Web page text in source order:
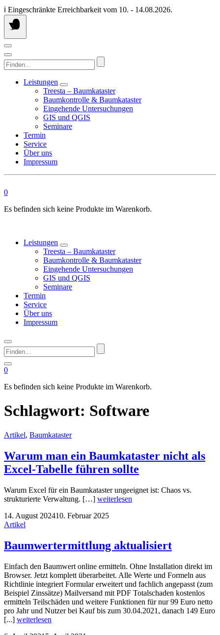
Springen
Sie
zum
ℹ️ Eingeschränkte Erreichbarkeit vom 10. - 14.08.2026.
Finden...
Leistungen
Treesta – Baumkataster
Baumkontrolle & Baumkataster
Eingehende Untersuchungen
GIS und QGIS
Seminare
Termin
Service
Über uns
Impressum
0
Es befinden sich keine Produkte im Warenkorb.
Leistungen
Treesta – Baumkataster
Baumkontrolle & Baumkataster
Eingehende Untersuchungen
GIS und QGIS
Seminare
Termin
Service
Über uns
Impressum
Finden...
0
Es befinden sich keine Produkte im Warenkorb.
Schlagwort: Software
Artikel, Baumkataster
Warum man ein Baumkataster nicht als
Excel-Tabelle führen sollte
Warum Excel für ein Baumkataster ungeeignet ist: Chaos vs.
strukturierte Verwaltung. […] weiterlesen
14. August 202410. Februar 2025
Artikel
Baumwertermittlung aktualisiert
Einfach den Baumwert online ermitteln. Ohne Installation direkt im
Browser. Jetzt komplett überarbeitet. Alle Werte und Formeln aus
Richtlinie integriert Formular erweitert und fachlich angepasst (zum
Beispiel Zinssätze) Mailversand mit PDF Totalschaden kostenlos
ermitteln Teilschäden und weitere Funktionen für nur 99 Euro netto
pro Jahr und Nutzer bei Kauf bis zum 30.04.2021, danach 149 Euro
[...] weiterlesen